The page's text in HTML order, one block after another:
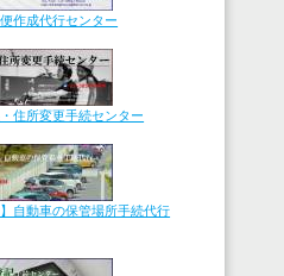
作成代行センター
住所変更手続センター
】自動車の保管場所手続代行